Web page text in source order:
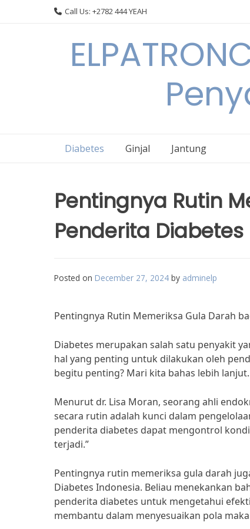
Call Us: +2782 444 YEAH
Diabetes Ginjal Jantung
Pentingnya Rutin
Penderita Diabetes
Posted on December 27, 2024 by adminelp
Pentingnya Rutin Memeriksa Gula Darah
Diabetes merupakan salah satu penyakit
hal yang penting untuk dilakukan oleh
begitu penting? Mari kita bahas lebih lanjut.
Menurut dr. Lisa Moran, seorang ahli
secara rutin adalah kunci dalam
penderita diabetes dapat mengontrol
terjadi.”
Pentingnya rutin memeriksa gula darah
Diabetes Indonesia. Beliau menekankan
penderita diabetes untuk mengetahui
membantu dalam menyesuaikan pola